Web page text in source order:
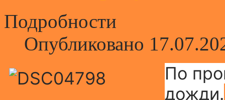
Подробности
Опубликовано
По
дожди.